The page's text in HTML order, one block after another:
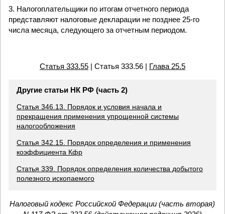
3. Налогоплательщики по итогам отчетного периода
представляют налоговые декларации не позднее 25-го
числа месяца, следующего за отчетным периодом.
Статья 333.55| Статья 333.56 | Глава 25.5
Другие статьи НК РФ (часть 2)
Статья 346.13. Порядок и условия начала и
прекращения применения упрощенной системы
налогообложения
Статья 342.15. Порядок определения и применения
коэффициента Кфр
Статья 339. Порядок определения количества добытого
полезного ископаемого
Налоговый кодекс Российской Федерации (часть вторая)